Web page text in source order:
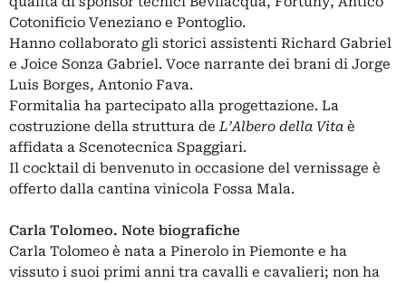
Cotonificio Veneziano e Pontoglio.
Hanno collaborato gli storici assistenti Richard Gabriel
e Joice Sonza Gabriel. Voce narrante dei brani di Jorge
Luis Borges, Antonio Fava.
Formitalia ha partecipato alla progettazione. La
costruzione della struttura deL’Albero della Vita è
affidata a Scenotecnica Spaggiari.
Il cocktail di benvenuto in occasione del vernissage è
offerto dalla cantina vinicola Fossa Mala.
Carla Tolomeo. Note biografiche
Carla Tolomeo è nata a Pinerolo in Piemonte e ha
vissuto i suoi primi anni tra cavalli e cavalieri; non ha